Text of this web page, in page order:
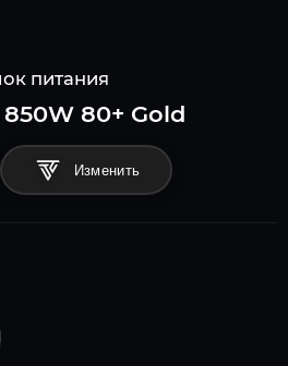
питания
80+ Gold